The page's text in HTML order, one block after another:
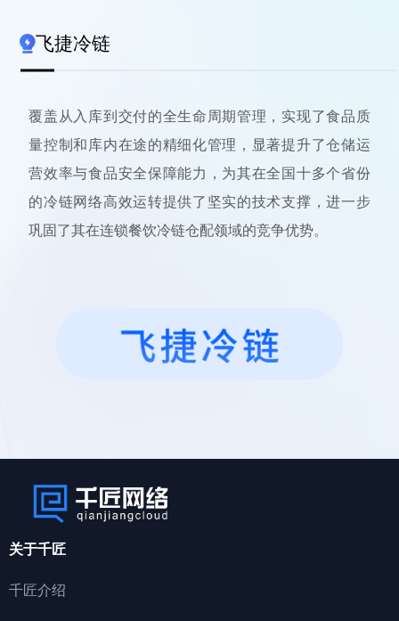
飞捷冷链
覆盖从入库到交付的全生命周期管理，实现了食品质
量控制和库内在途的精细化管理，显著提升了仓储运
营效率与食品安全保障能力，为其在全国十多个省份
的冷链网络高效运转提供了坚实的技术支撑，进一步
巩固了其在连锁餐饮冷链仓配领域的竞争优势。
关于千匠
千匠介绍